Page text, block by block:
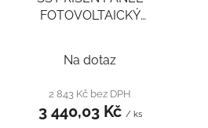
FOTOVOLTAICKÝ
CELOČERNÝ Voc
Na dotaz
2 843 Kč bez DPH
3 440,03 Kč / ks